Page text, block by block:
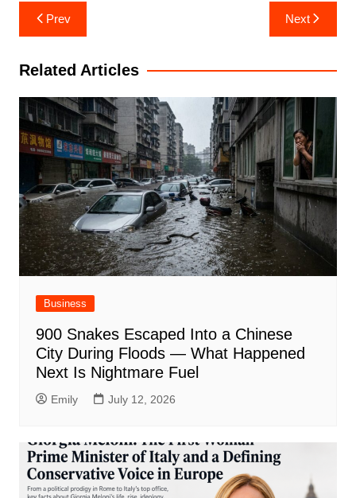
Post
navigation
Prev Next
Related Articles
Business
900 Snakes Escaped Into a Chinese
City During Floods — What Happened
Next Is Nightmare Fuel
Emily July 12, 2026